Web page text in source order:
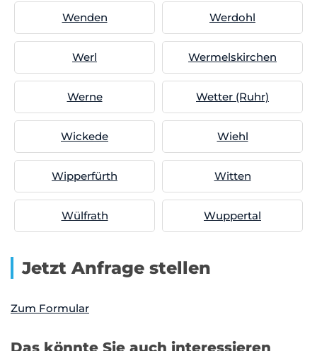
Wenden Werdohl
Werl Wermelskirchen
Werne Wetter (Ruhr)
Wickede Wiehl
Wipperfürth Witten
Wülfrath Wuppertal
Jetzt Anfrage stellen
Zum Formular
Das könnte Sie auch interessieren